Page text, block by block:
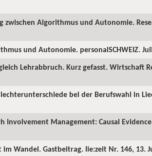
zwischen Algorithmus und Autonomie.
und Autonomie. personalSCHWEIZ.
Lehrabbruch. Kurz gefasst. Wirtschaft
bei der Berufswahl in
Involvement Management: Causal
Wandel. Gastbeitrag. lie:zeit Nr. 146, 13.